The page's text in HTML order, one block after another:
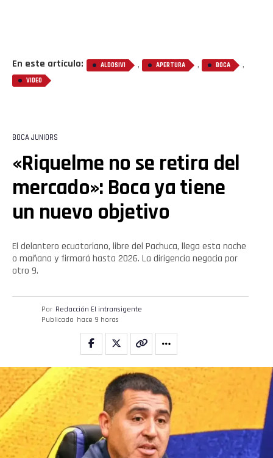
En este artículo: ALDOSIVI , APERTURA , BOCA ,
VIDEO
BOCA JUNIORS
«Riquelme no se retira del
mercado»: Boca ya tiene
un nuevo objetivo
El delantero ecuatoriano, libre del Pachuca, llega esta noche
o mañana y firmará hasta 2026. La dirigencia negocia por
otro 9.
Por Redacción El intransigente
Publicado hace 9 horas